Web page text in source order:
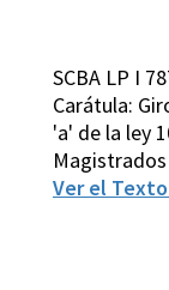
SCBA LP I
Carátula:
'a' de la ley
Ver el